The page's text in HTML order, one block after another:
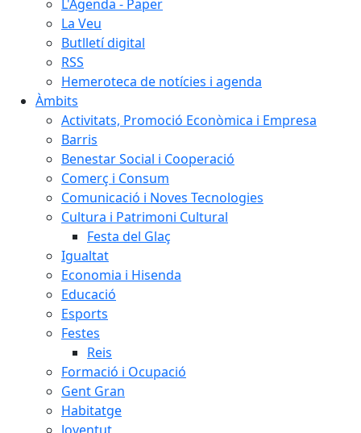
L'Agenda - Paper
La Veu
Butlletí digital
RSS
Hemeroteca de notícies i agenda
Àmbits
Activitats, Promoció Econòmica i Empresa
Barris
Benestar Social i Cooperació
Comerç i Consum
Comunicació i Noves Tecnologies
Cultura i Patrimoni Cultural
Festa del Glaç
Igualtat
Economia i Hisenda
Educació
Esports
Festes
Reis
Formació i Ocupació
Gent Gran
Habitatge